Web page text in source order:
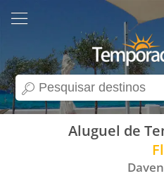
search
Aluguel de
Fl